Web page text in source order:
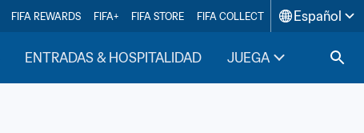
FIFA REWARDS FIFA+ FIFA STORE FIFA COLLECT Español
ENTRADAS & HOSPITALIDAD JUEGA INSIDE